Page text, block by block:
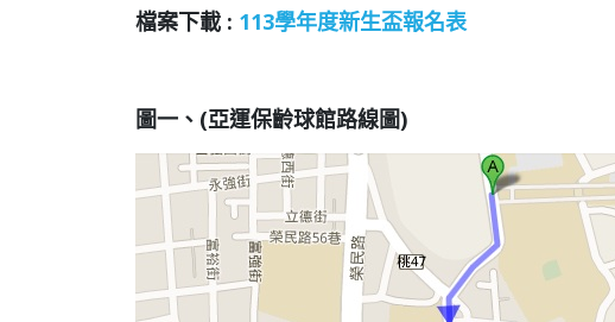
檔案下載 : 113學年度新生盃報名表
圖一、 (亞運保齡球館路線圖)